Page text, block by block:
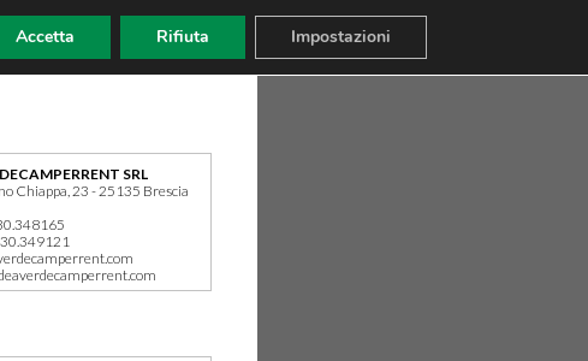
SRL
Chiappa, 23 - 25135 Brescia
Accetta Rifiuta Impostazioni